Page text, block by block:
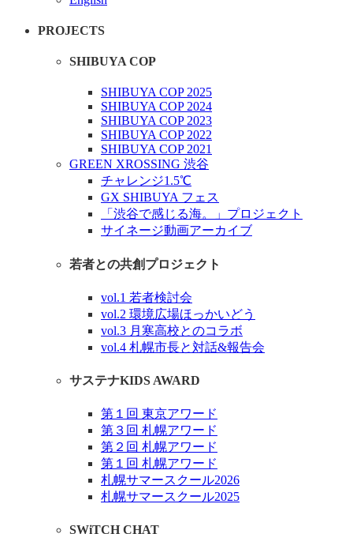
PROJECTS
SHIBUYA COP
SHIBUYA COP 2025
SHIBUYA COP 2024
SHIBUYA COP 2023
SHIBUYA COP 2022
SHIBUYA COP 2021
GREEN XROSSING 渋谷
チャレンジ1.5℃
GX SHIBUYA フェス
「渋谷で感じる海。」プロジェクト
サイネージ動画アーカイブ
若者との共創プロジェクト
vol.1 若者検討会
vol.2 環境広場ほっかいどう
vol.3 月寒高校とのコラボ
vol.4 札幌市長と対話&報告会
サステナKIDS AWARD
第１回 東京アワード
第３回 札幌アワード
第２回 札幌アワード
第１回 札幌アワード
札幌サマースクール2026
札幌サマースクール2025
SWiTCH CHAT